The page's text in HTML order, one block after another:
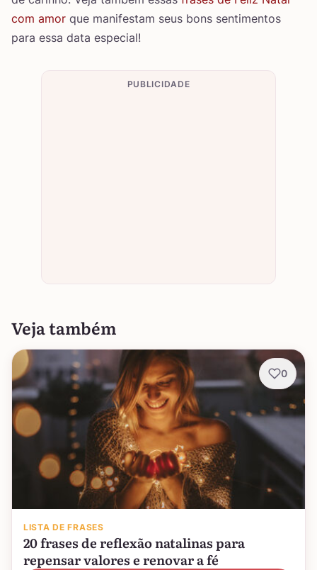
com amor que manifestam seus bons sentimentos
para essa data especial!
PUBLICIDADE
Veja também
LISTA DE FRASES
20 frases de reflexão natalinas para
repensar valores e renovar a fé
0